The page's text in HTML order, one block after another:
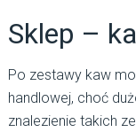
Sklep –
Po zestawy kaw
handlowej, choć
znalezienie takich